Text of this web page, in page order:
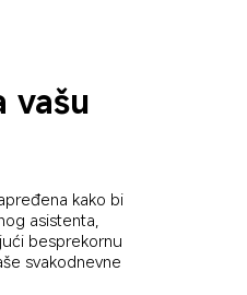
vašu
kako bi
asistenta,
besprekornu
svakodnevne